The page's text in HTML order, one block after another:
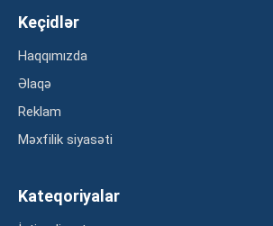
Keçidlər
Haqqımızda
Əlaqə
Reklam
Məxfilik siyasəti
Kateqoriyalar